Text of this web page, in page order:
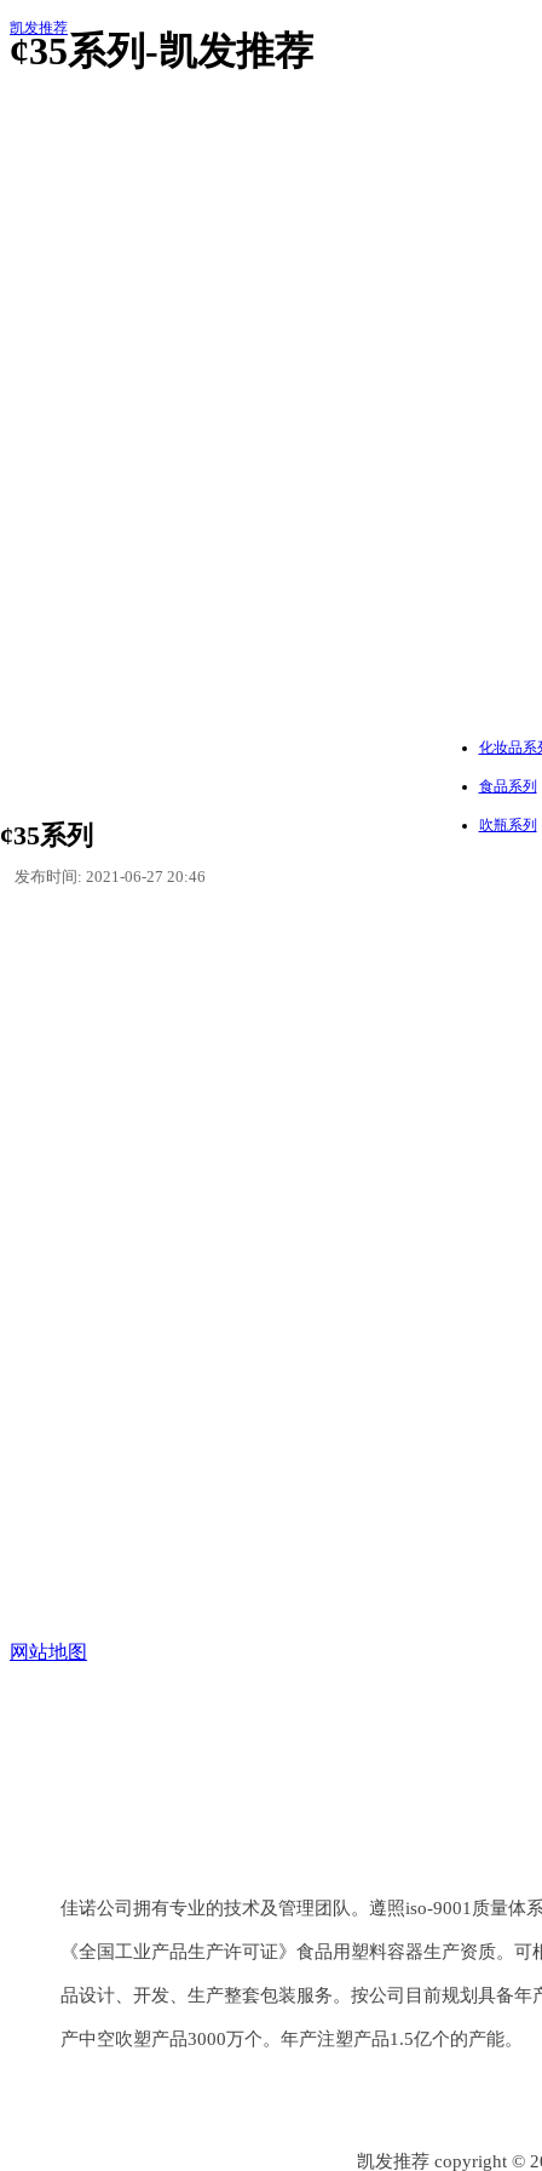
¢35系列-凯发推荐
凯发推荐
化妆品系
食品系列
吹瓶系列
¢35系列
发布时间: 2021-06-27 20:46
佳诺公司拥有专业的技术及管理团队。遵照iso-9001质量体
《全国工业产品生产许可证》食品用塑料容器生产资质。
品设计、开发、生产整套包装服务。按公司目前规划具备年
产中空吹塑产品3000万个。年产注塑产品1.5亿个的产能。
凯发推荐 copyright ©
网站地图